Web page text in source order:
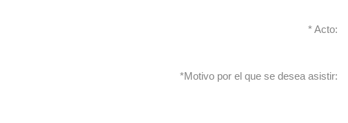
*Acto:
*Motivo por el que se desea asistir: